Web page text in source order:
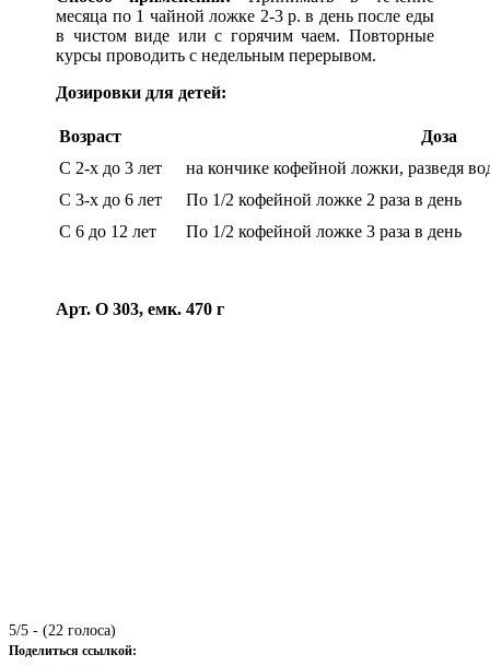
месяца по 1 чайной ложке 2-3 р. в день после еды
в чистом виде или с горячим чаем. Повторные
курсы проводить с недельным перерывом.
Дозировки для детей:
Возраст
Доза
С 2-х до 3 лет
на кончике кофейной ложки, разведя
С 3-х до 6 лет
По 1/2 кофейной ложке 2 раза в день
С 6 до 12 лет
По 1/2 кофейной ложке 3 раза в день
Арт. О 303, емк. 470 г
5/5 - (22 голоса)
Поделиться ссылкой: